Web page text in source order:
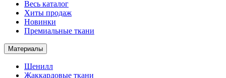
Весь каталог
Хиты продаж
Новинки
Премиальные ткани
Материалы
Шенилл
Жаккардовые ткани